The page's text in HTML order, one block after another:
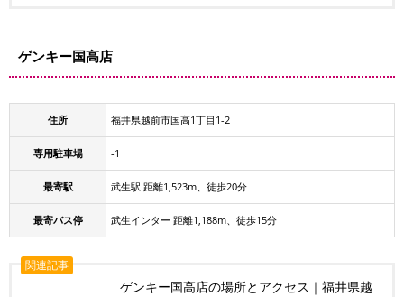
ゲンキー国高店
住所 福井県越前市国高1丁目1-2
専用駐車場 -1
最寄駅 武生駅 距離1,523m、徒歩20分
最寄バス停 武生インター 距離1,188m、徒歩15分
関連記事
ゲンキー国高店の場所とアクセス｜福井県越